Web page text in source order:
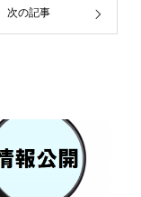
次の記事